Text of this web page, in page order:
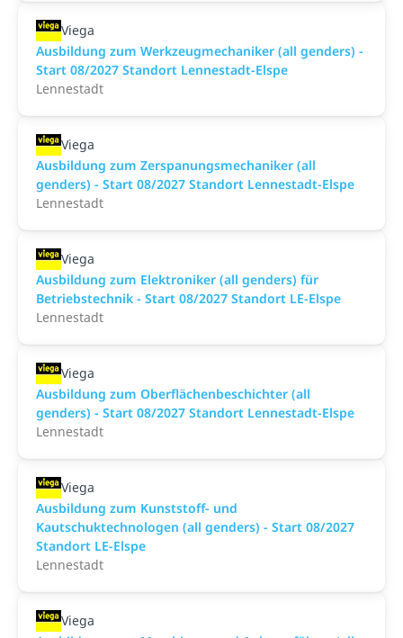
Viega
Ausbildung zum Werkzeugmechaniker (all genders) -
Start 08/2027 Standort Lennestadt-Elspe
Lennestadt
Viega
Ausbildung zum Zerspanungsmechaniker (all
genders) - Start 08/2027 Standort Lennestadt-Elspe
Lennestadt
Viega
Ausbildung zum Elektroniker (all genders) für
Betriebstechnik - Start 08/2027 Standort LE-Elspe
Lennestadt
Viega
Ausbildung zum Oberflächenbeschichter (all
genders) - Start 08/2027 Standort Lennestadt-Elspe
Lennestadt
Viega
Ausbildung zum Kunststoff- und
Kautschuktechnologen (all genders) - Start 08/2027
Standort LE-Elspe
Lennestadt
Viega